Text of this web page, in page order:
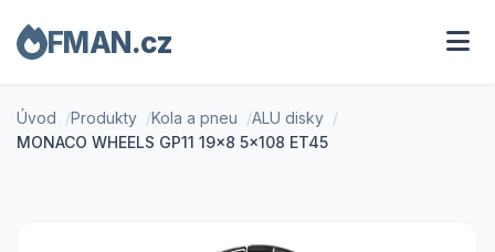
FMAN.cz
Úvod Produkty Kola a pneu
ALU disky
MONACO WHEELS GP11 19x8 5x108 ET45